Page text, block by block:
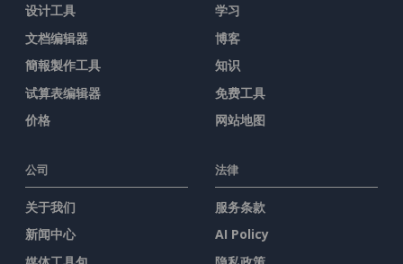
设计工具
文档编辑器
簡報製作工具
试算表编辑器
价格
学习
博客
知识
免费工具
网站地图
公司
关于我们
新闻中心
法律
服务条款
AI Policy